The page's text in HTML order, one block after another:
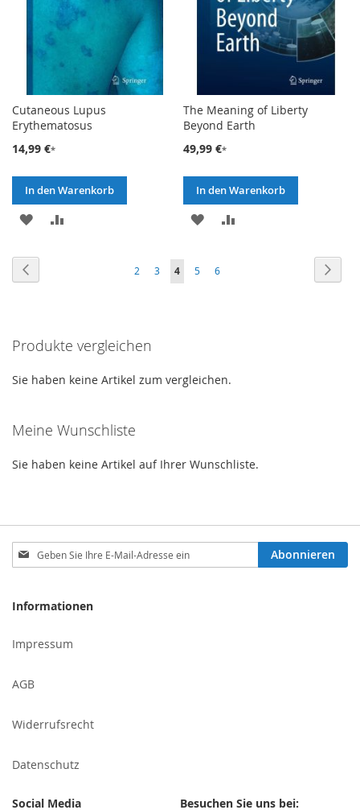
Cutaneous Lupus
Erythematosus
14,99 €
In den Warenkorb
ZUR
HINZUFÜGEN
The Meaning of Liberty
Beyond Earth
49,99 €
In den Warenkorb
ZUR
HINZUFÜGEN
Seite
Seite
2 Seite
3
Sie
4 Seite
5 Seite
6
Produkte vergleichen
Sie haben keine Artikel zum vergleichen.
Meine Wunschliste
Sie haben keine Artikel auf Ihrer Wunschliste.
Melden
Sie
unseren
an:
Abonnieren
Informationen
Impressum
AGB
Widerrufsrecht
Datenschutz
Social Media Besuchen Sie uns bei: